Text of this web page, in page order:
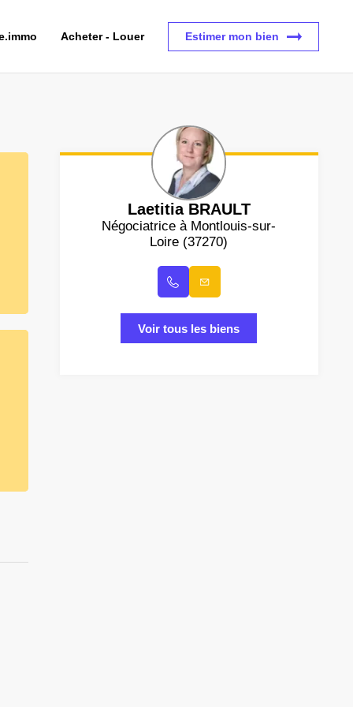
Acheter - Louer Estimer mon bien
Laetitia BRAULT
Négociatrice à Montlouis-sur-
Loire (37270)
Voir tous les biens